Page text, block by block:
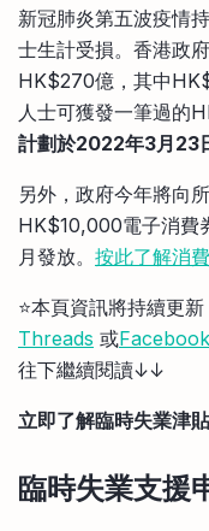
比較定存利率
信用卡
比較各種最優
手機App與理財資訊
商業解決方案
新冠肺炎第五波疫情
士生計受損。香港政
HK$270億，其中
人士可獲發一筆過的
計劃於2022年3月23
另外，政府今年將向
HK$10,000電子消費
月發放。 按此了解消
⭐️本頁資訊將持續更
Threads 或Facebook
往下繼續閱讀↓↓
立即了解臨時失業津
臨時失業支援